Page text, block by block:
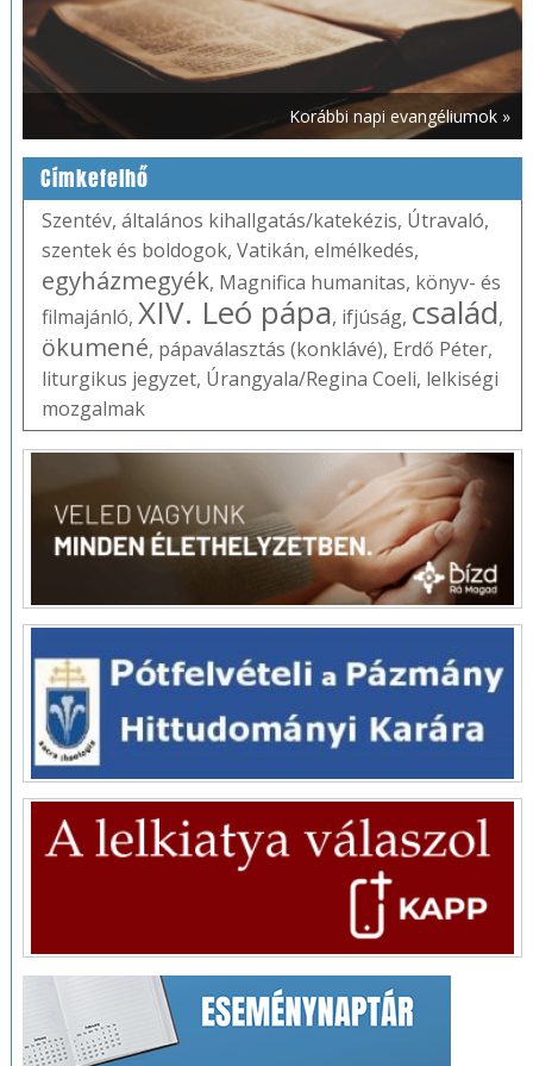
Korábbi napi evangéliumok »
Címkefelhő
Szentév, általános kihallgatás/katekézis, Útravaló,
szentek és boldogok, Vatikán, elmélkedés,
egyházmegyék, Magnifica humanitas, könyv- és
filmajánló, XIV. Leó pápa, ifjúság, család,
ökumené, pápaválasztás (konklávé), Erdő Péter,
liturgikus jegyzet, Úrangyala/Regina Coeli, lelkiségi
mozgalmak